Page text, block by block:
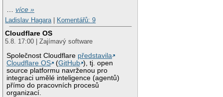
…více »
Ladislav Hagara| Komentářů: 9
Cloudflare OS
5.8. 17:00 | Zajímavý software
Společnost Cloudflare představila
Cloudflare OS
(GitHub ), tj. open
source platformu navrženou pro
integraci umělé inteligence (agentů)
přímo do pracovních procesů
organizací.